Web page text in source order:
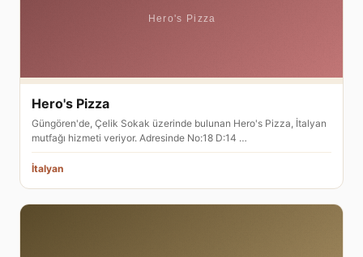
Hero's Pizza
Güngören'de, Çelik Sokak üzerinde bulunan Hero's Pizza, İtalyan
mutfağı hizmeti veriyor. Adresinde No:18 D:14 …
İtalyan